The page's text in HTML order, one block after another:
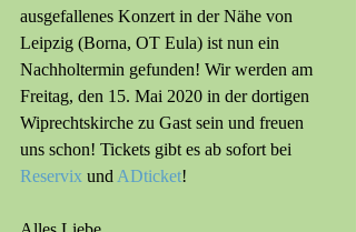
ausgefallenes Konzert in der Nähe von
Leipzig (Borna, OT Eula) ist nun ein
Nachholtermin gefunden! Wir werden am
Freitag, den 15. Mai 2020 in der dortigen
Wiprechtskirche zu Gast sein und freuen
uns schon! Tickets gibt es ab sofort bei
Reservix und ADticket!